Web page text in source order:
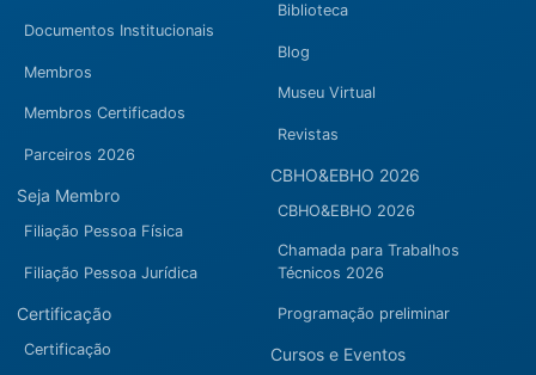
Documentos Institucionais
Membros
Membros Certificados
Parceiros 2026
Seja Membro
Filiação Pessoa Física
Filiação Pessoa Jurídica
Certificação
Certificação
Biblioteca
Blog
Museu Virtual
Revistas
CBHO&EBHO 2026
CBHO&EBHO 2026
Chamada para Trabalhos
Técnicos 2026
Programação preliminar
Cursos e Eventos